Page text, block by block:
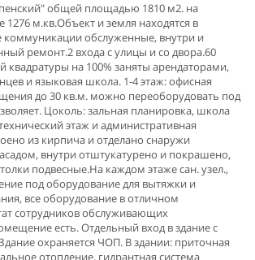
общей площадью 1810 м2. на
1276 м.кв.Объект и земля находятся в
коммуникации обслуженные, внутри и
ремонт.2 входа с улицы и со двора.60
на 100% заняты арендаторами,
и языковая школа. 1-4 этаж: офисная
до 30 кв.м. можно переоборудовать под
Цоколь: зальная планировка, школа
этаж и административная
из кирпича и отделано снаружи
внутри отштукатурено и покрашено,
подвесные.На каждом этаже сан. узел.,
под оборудование для вытяжки и
все оборудование в отличном
сотрудников обслуживающих
есть. Отдельный вход в здание с
охраняется ЧОП. В здании: приточная
отопление, гидрантная система